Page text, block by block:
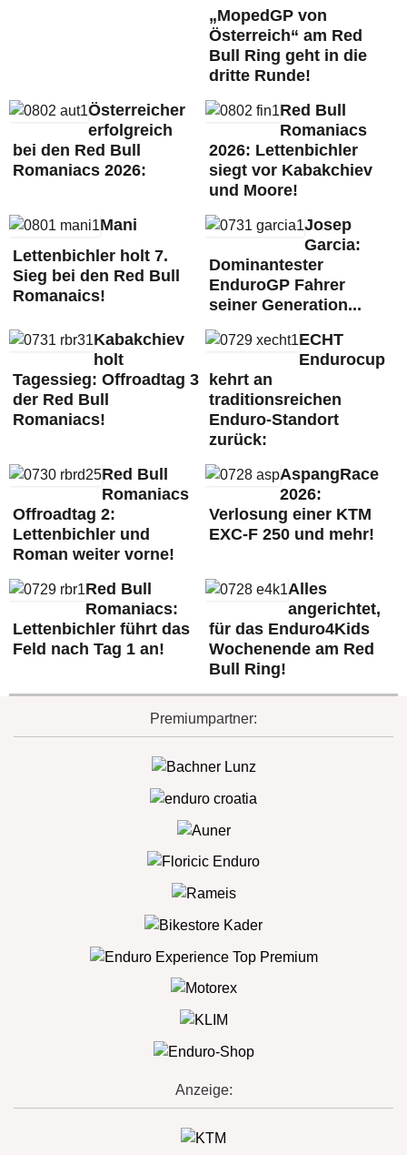
„MopedGP von
Österreich“ am Red
Bull Ring geht in die
dritte Runde!
Österreicher
erfolgreich
bei den Red Bull
Romaniacs 2026:
Red Bull
Romaniacs
2026: Lettenbichler
siegt vor Kabakchiev
und Moore!
Mani
Lettenbichler holt 7.
Sieg bei den Red Bull
Romanaics!
Josep
Garcia:
Dominantester
EnduroGP Fahrer
seiner Generation...
Kabakchiev
holt
Tagessieg: Offroadtag 3
der Red Bull
Romaniacs!
ECHT
Endurocup
kehrt an
traditionsreichen
Enduro-Standort
zurück:
Red Bull
Romaniacs
Offroadtag 2:
Lettenbichler und
Roman weiter vorne!
AspangRace
2026:
Verlosung einer KTM
EXC-F 250 und mehr!
Red Bull
Romaniacs:
Lettenbichler führt das
Feld nach Tag 1 an!
Alles
angerichtet,
für das Enduro4Kids
Wochenende am Red
Bull Ring!
Premiumpartner:
Anzeige: